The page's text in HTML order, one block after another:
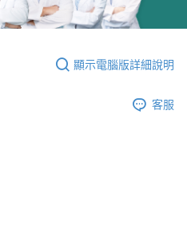
顯示電腦版詳細說明
客服